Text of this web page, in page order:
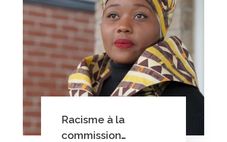
Racisme à la
commission